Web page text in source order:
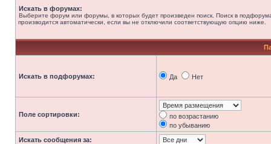
Искать в форумах:
Выберите форум или форумы, в которых будет произведен поиск. Поиск в
производится автоматически, если вы не отключили соответствующую опцию ниже.
Искать в подфорумах: Да Нет
Поле сортировки:
по возрастанию
по убыванию
Искать сообщения за: